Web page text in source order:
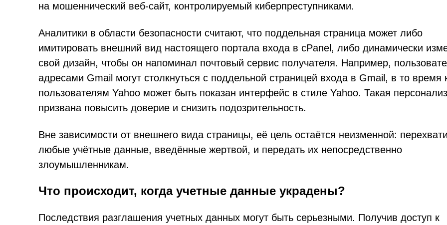
на мошеннический веб-сайт, контролируемый киберпреступниками.
Аналитики в области безопасности считают, что поддельная страница может либо
имитировать внешний вид настоящего портала входа в cPanel, либо динамически
свой дизайн, чтобы он напоминал почтовый сервис получателя. Например,
адресами Gmail могут столкнуться с поддельной страницей входа в Gmail, в то время
пользователям Yahoo может быть показан интерфейс в стиле Yahoo. Такая
призвана повысить доверие и снизить подозрительность.
Вне зависимости от внешнего вида страницы, её цель остаётся неизменной:
любые учётные данные, введённые жертвой, и передать их непосредственно
злоумышленникам.
Что происходит, когда учетные данные украдены?
Последствия разглашения учетных данных могут быть серьезными. Получив доступ к